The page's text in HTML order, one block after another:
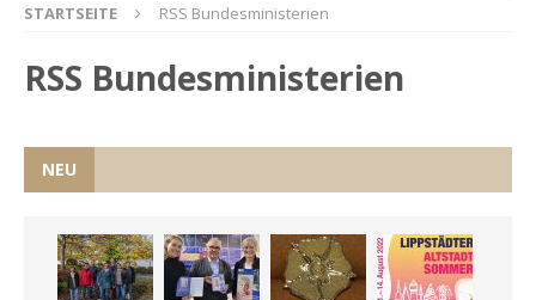
STARTSEITE RSS Bundesministerien
RSS Bundesministerien
NEU